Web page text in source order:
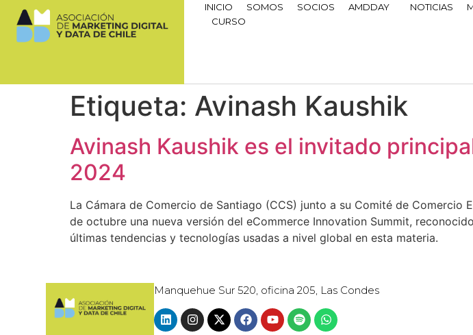
INICIO SOMOS SOCIOS AMDDAY NOTICIAS
CURSO
Etiqueta: Avinash Kaushik
Avinash Kaushik es el invitado
2024
La Cámara de Comercio de Santiago (CCS) junto a su Comité de
de octubre una nueva versión del eCommerce Innovation Summit,
últimas tendencias y tecnologías usadas a nivel global en esta materia.
Manquehue Sur 520, oficina 205, Las Condes